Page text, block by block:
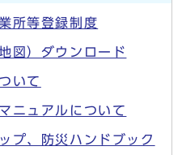
所等登録制度
図）ダウンロード
いて
ニュアルについて
プ、防災ハンドブック